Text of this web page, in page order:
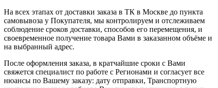
На всех этапах от доставки заказа в ТК в Москве до пункта
самовывоза у Покупателя, мы контролируем и отслеживаем
соблюдение сроков доставки, способов его перемещения, и
своевременное получение товара Вами в заказанном объёме и
на выбранный адрес.
После оформления заказа, в кратчайшие сроки с Вами
свяжется специалист по работе с Регионами и согласует все
нюансы по Вашему заказу: дату отправки, Транспортную